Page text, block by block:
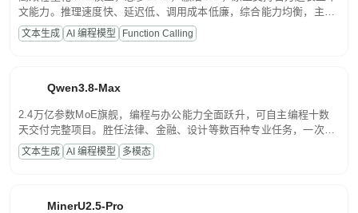
文能力。推理速度快、延迟低、调用成本低廉，综合能力均衡，主打
高并发、轻量化任务，适合日常对话、内容创作、基础 RAG、批量
文案处理等普惠刚需场景。
文本生成 AI 编程模型 Function Calling
Qwen3.8-Max
2.4万亿参数MoE旗舰，编程与办公能力全面跃升，可自主编程十数
天交付完整项目。胜任法律、金融、设计等数百种专业任务，一次对
话端到端交付生产级成果。原生视觉理解贯穿规划、执行与验证全流
程，支持超长文档与长视频的深度语义解析。长程任务中自主规划与
文本生成 AI 编程模型 多模态
MinerU2.5-Pro